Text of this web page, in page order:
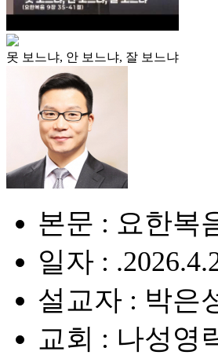
못 보느냐, 안 보느냐, 잘 보느냐
본문 : 요한복
일자 :
설교자 : 박은
교회 : 나성영